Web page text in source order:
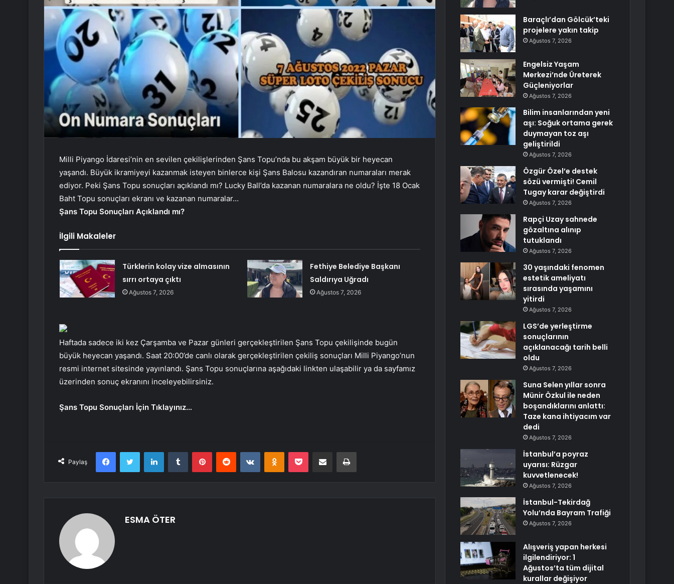
Milli Piyango İdaresi’nin en sevilen çekilişlerinden Şans Topu’nda bu akşam büyük bir heyecan
yaşandı. Büyük ikramiyeyi kazanmak isteyen binlerce kişi Şans Balosu kazandıran numaraları merak
ediyor. Peki Şans Topu sonuçları açıklandı mı? Lucky Ball’da kazanan numaralara ne oldu? İşte 18 Ocak
Baht Topu sonuçları ekranı ve kazanan numaralar…
Şans Topu Sonuçları Açıklandı mı?
İlgili Makaleler
Türklerin kolay vize almasının
sırrı ortaya çıktı
Ağustos 7, 2026
Fethiye Belediye Başkanı
Saldırıya Uğradı
Ağustos 7, 2026
Haftada sadece iki kez Çarşamba ve Pazar günleri gerçekleştirilen Şans Topu çekilişinde bugün
büyük heyecan yaşandı. Saat 20:00’de canlı olarak gerçekleştirilen çekiliş sonuçları Milli Piyango’nun
resmi internet sitesinde yayınlandı. Şans Topu sonuçlarına aşağıdaki linkten ulaşabilir ya da sayfamız
üzerinden sonuç ekranını inceleyebilirsiniz.
Şans Topu Sonuçları İçin Tıklayınız…
Paylaş
FacebookTwitter LinkedInTumblr PinterestReddit VKontakteOdnoklassniki
Pocket E-Posta ile paylaş Yazdır
ESMA ÖTER
Baraçlı’dan Gölcük’teki
projelere yakın takip
Ağustos 7, 2026
Engelsiz Yaşam
Merkezi’nde Üreterek
Güçleniyorlar
Ağustos 7, 2026
Bilim insanlarından yeni
aşı: Soğuk ortama gerek
duymayan toz aşı
geliştirildi
Ağustos 7, 2026
Özgür Özel’e destek
sözü vermişti! Cemil
Tugay karar değiştirdi
Ağustos 7, 2026
Rapçi Uzay sahnede
gözaltına alınıp
tutuklandı
Ağustos 7, 2026
30 yaşındaki fenomen
estetik ameliyatı
sırasında yaşamını
yitirdi
Ağustos 7, 2026
LGS’de yerleştirme
sonuçlarının
açıklanacağı tarih belli
oldu
Ağustos 7, 2026
Suna Selen yıllar sonra
Münir Özkul ile neden
boşandıklarını anlattı:
Taze kana ihtiyacım var
dedi
Ağustos 7, 2026
İstanbul’a poyraz
uyarısı: Rüzgar
kuvvetlenecek!
Ağustos 7, 2026
İstanbul-Tekirdağ
Yolu’nda Bayram Trafiği
Ağustos 7, 2026
Alışveriş yapan herkesi
ilgilendiriyor: 1
Ağustos’ta tüm dijital
kurallar değişiyor